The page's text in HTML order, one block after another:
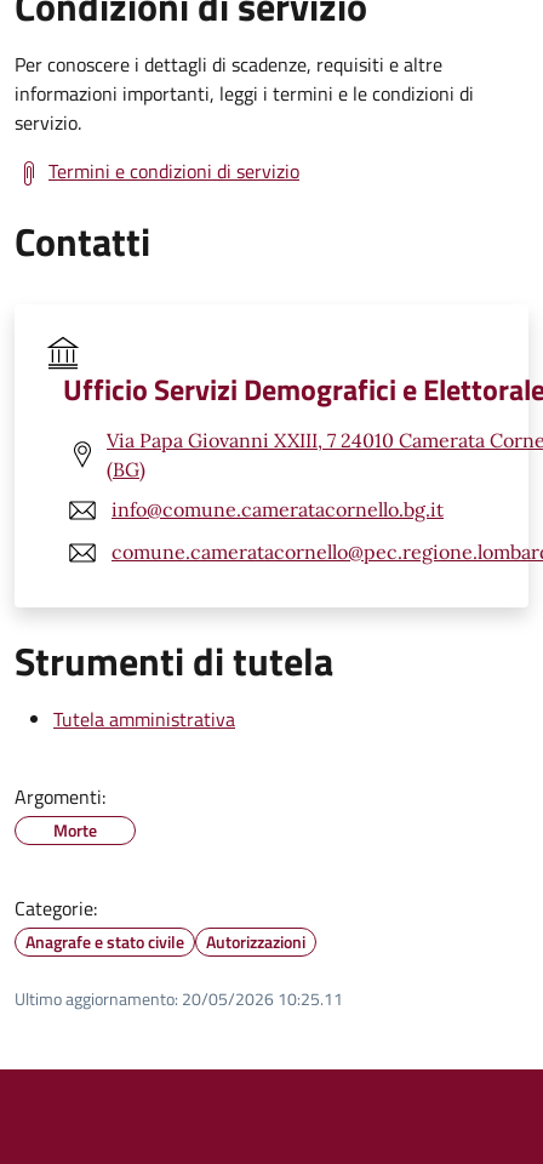
Per conoscere i dettagli di scadenze, requisiti e altre
informazioni importanti, leggi i termini e le condizioni di
servizio.
Termini e condizioni di servizio
Contatti
Ufficio Servizi Demografici e
Via Papa Giovanni XXIII, 7 24010 Camerata
(BG)
info@comune.cameratacornello.bg.it
Strumenti di tutela
Tutela amministrativa
Argomenti:
Morte
Categorie:
Anagrafe e stato civile Autorizzazioni
Ultimo aggiornamento: 20/05/2026 10:25.11